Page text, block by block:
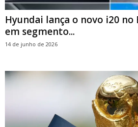
Hyundai lança o novo i20 no
em segmento...
14 de junho de 2026